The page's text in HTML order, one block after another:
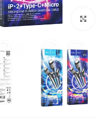
برای بزرگنمایی کلیک کنید